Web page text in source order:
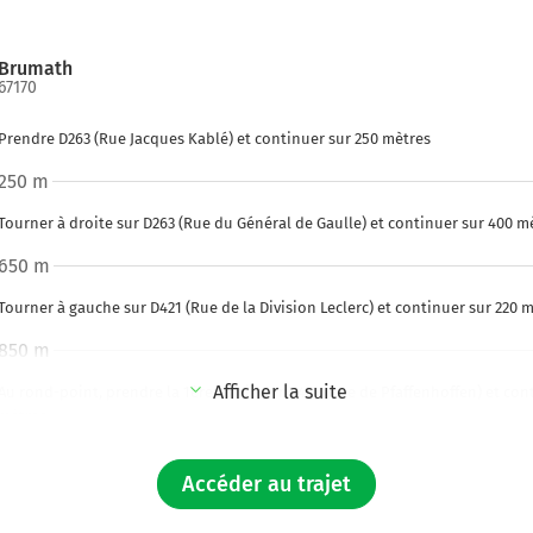
D263 (Rue Jacques Kablé) et continuer sur 250 mètres
à droite sur D263 (Rue du Général de Gaulle) et continuer sur 400
m
à gauche sur D421 (Rue de la Division Leclerc) et continuer sur 220
m
rond-point, prendre la 1ère sortie sur D419 (Rue de Pfaffenhoffen) et
m
rond-point, prendre la 2ème sortie sur D419 et continuer sur 2,3
Afficher la suite
Accéder au trajet